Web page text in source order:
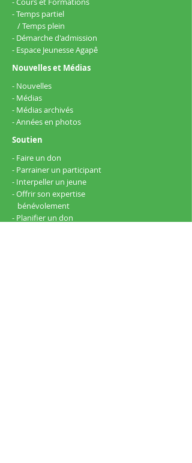
- Temps partiel
/ Temps plein
- Démarche d'admission
​- Espace Jeunesse Agapê
Nouvelles et Médias
- Nouvelles
- Médias
- Médias archivés
- Années en photos
Soutien
- Faire un don
- Parrainer un participant
- Interpeller un jeune
- Offrir son expertise
bénévolement
- Planifier un don